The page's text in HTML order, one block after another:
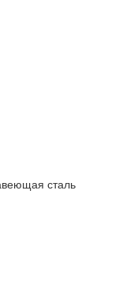
сталь